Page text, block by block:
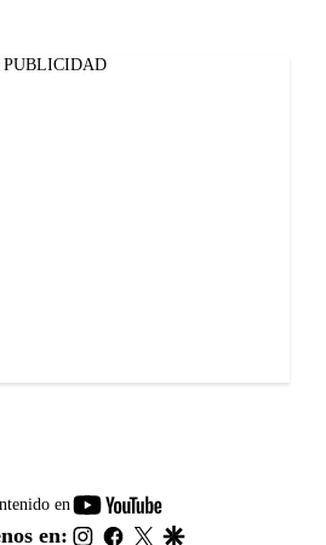
PUBLICIDAD
en
youtube-
footer
en: instagram
facebook
twitter